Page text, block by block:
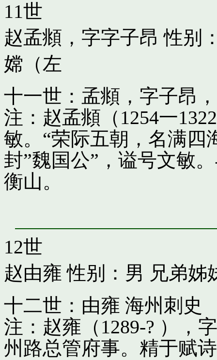
11世
赵孟頫，字字子昂 性别
嫦（左
十一世：孟頫，字子昂
注：赵孟頫（1254一
敏。“荣际五朝，名满四
封”魏国公”，谥号文敏
衡山。
12世
赵由雍 性别：男 兄弟姊
十二世：由雍 海州刺史
注：赵雍（1289-? ），
州路总管府事。精于赋